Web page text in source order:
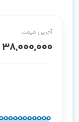
آخرین قیمت:
38,000,000